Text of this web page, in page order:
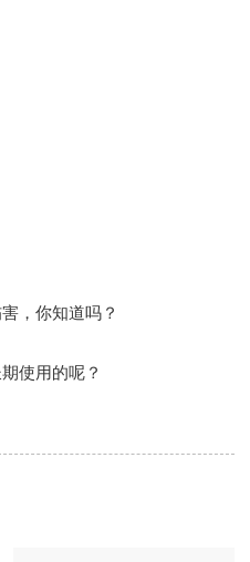
，你知道吗？
使用的呢？